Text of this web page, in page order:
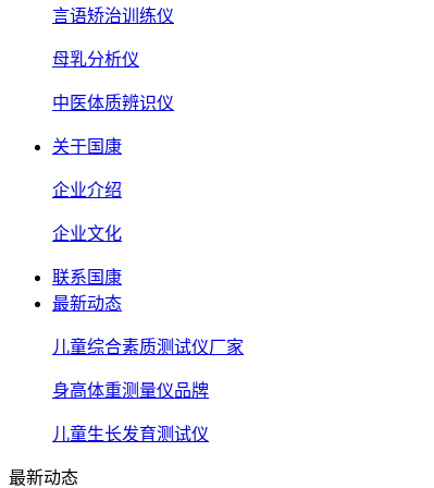
言语矫治训练仪
母乳分析仪
中医体质辨识仪
关于国康
企业介绍
企业文化
联系国康
最新动态
儿童综合素质测试仪厂家
身高体重测量仪品牌
儿童生长发育测试仪
最新动态